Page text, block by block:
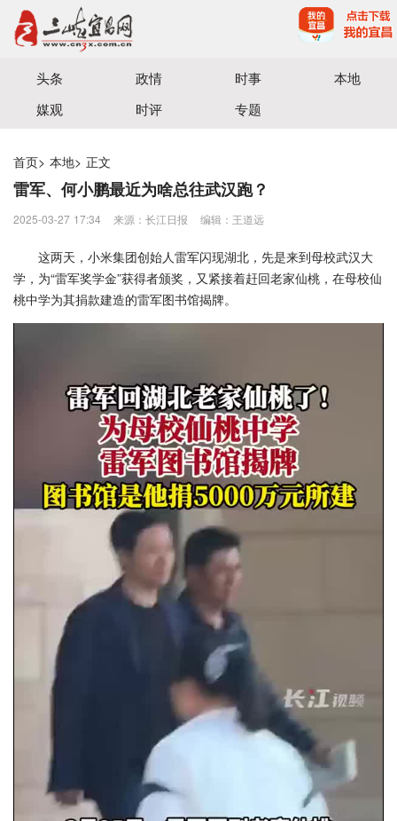
宜昌三峡融媒体中心主办
头条 政情 时事
本地
媒观
时评 专题
首页> 本地> 正文
雷军、何小鹏最近为啥总往武汉跑？
2025-03-27 17:34 来源：长江日报 编辑：王道远
这两天，小米集团创始人雷军闪现湖北，先是来到母校武汉大
学，为“雷军奖学金”获得者颁奖，又紧接着赶回老家仙桃，在母校仙
桃中学为其捐款建造的雷军图书馆揭牌。